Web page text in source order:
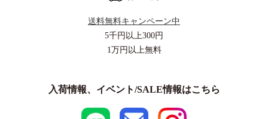
送料無料キャンペーン中
5千円以上300円
1万円以上無料
入荷情報、イベント/SALE情報はこちら